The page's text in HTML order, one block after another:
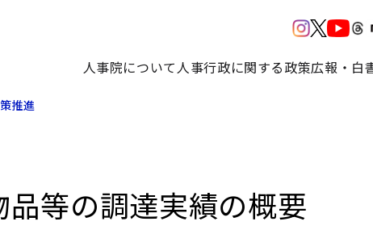
人事院について 人事行政に関する政策広報・白
推進
等の調達実績の概要